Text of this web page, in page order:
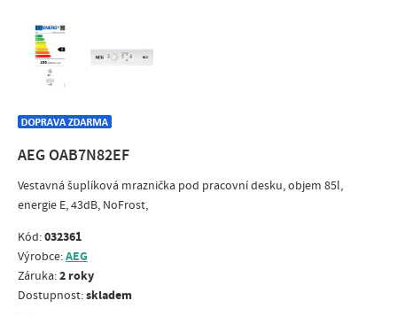
AEG OAB7N82EF
Vestavná šuplíková mraznička pod pracovní desku, objem 85l,
energie E, 43dB, NoFrost,
Kód:032361
Výrobce:AEG
Záruka:2 roky
Dostupnost:skladem